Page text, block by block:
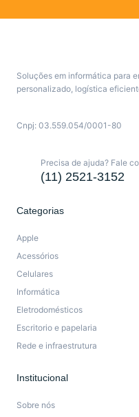
Soluções em informática para
personalizado, logística
Cnpj: 03.559.054/0001-80
Precisa de ajuda? Fale
(11) 2521-3152
Categorias
Apple
Acessórios
Celulares
Informática
Eletrodomésticos
Escritorio e papelaria
Rede e infraestrutura
Institucional
Sobre nós